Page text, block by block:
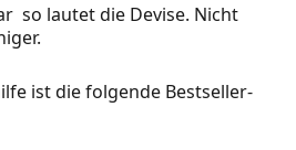
so lautet die Devise. Nicht
ist die folgende Bestseller-